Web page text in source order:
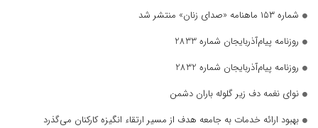
شماره ۱۵۳ ماهنامه «صدای زنان» منتشر شد
روزنامه پیام‌آذربایجان شماره 2833
روزنامه پیام‌آذربایجان شماره 2832
نوای نغمه دف زیر گلوله باران دشمن
بهبود ارائه خدمات به جامعه هدف از مسیر ارتقاء انگیزه کارکنان می‌گذرد